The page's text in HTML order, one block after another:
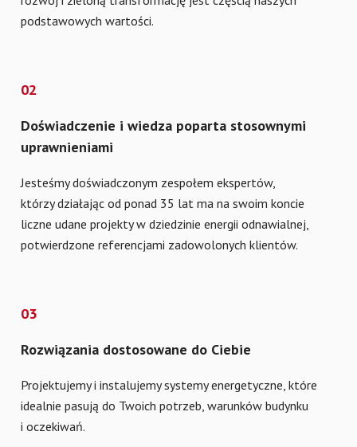
podstawowych wartości.
02
Doświadczenie i wiedza poparta stosownymi
uprawnieniami
Jesteśmy doświadczonym zespołem ekspertów,
którzy działając od ponad 35 lat ma na swoim koncie
liczne udane projekty w dziedzinie energii odnawialnej,
potwierdzone referencjami zadowolonych klientów.
03
Rozwiązania dostosowane do Ciebie
Projektujemy i instalujemy systemy energetyczne, które
idealnie pasują do Twoich potrzeb, warunków budynku
i oczekiwań.